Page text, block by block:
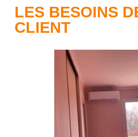
LES BESOINS
CLIENT